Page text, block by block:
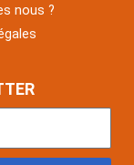
nous ?